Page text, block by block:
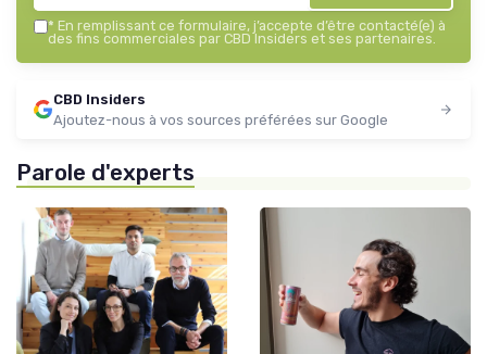
* En remplissant ce formulaire, j’accepte d’être contacté(e) à
des fins commerciales par CBD Insiders et ses partenaires.
CBD Insiders
Ajoutez-nous à vos sources préférées sur Google
Parole d'experts